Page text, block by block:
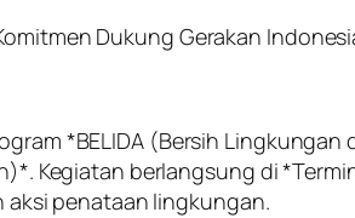
Dukung Gerakan
*BELIDA (Bersih
Kegiatan berlangsung di
penataan lingkungan.